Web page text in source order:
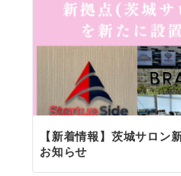
【新着情報】茨城サロン
お知らせ